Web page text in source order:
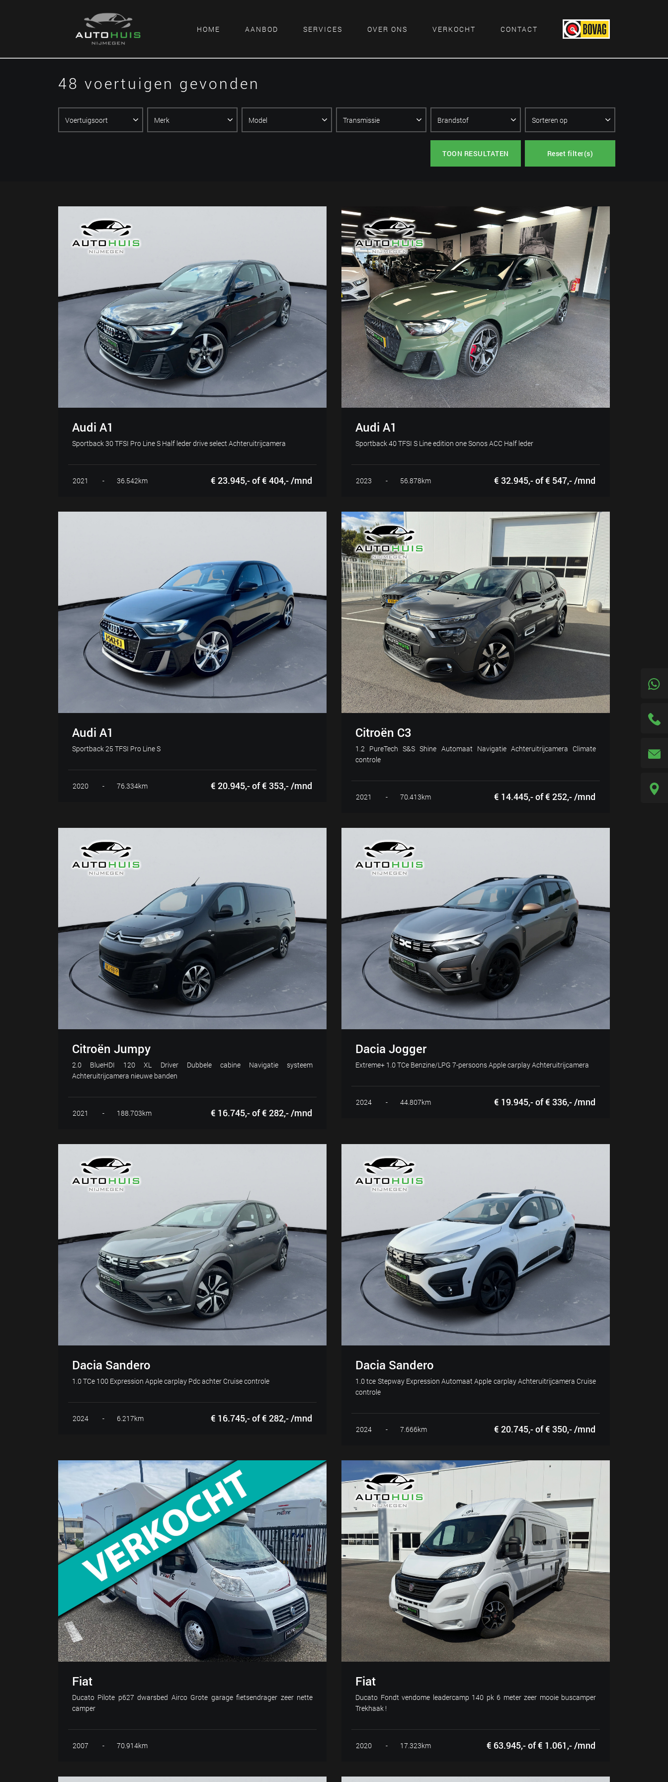
HOME AANBOD SERVICES OVER ONS VERKOCHT CONTACT
48 voertuigen gevonden
TOON RESULTATEN Reset filter(s)
Audi A1
Sportback 30 TFSI Pro Line S Half leder drive select Achteruitrijcamera
2021 - 36.542km € 23.945,- of € 404,- /mnd
Audi A1
Sportback 40 TFSI S Line edition one Sonos ACC Half leder
2023 - 56.878km € 32.945,- of € 547,- /mnd
Audi A1
Sportback 25 TFSI Pro Line S
2020 - 76.334km € 20.945,- of € 353,- /mnd
Citroën C3
1.2 PureTech S&S Shine Automaat Navigatie Achteruitrijcamera Climate
controle
2021 - 70.413km € 14.445,- of € 252,- /mnd
Citroën Jumpy
2.0 BlueHDI 120 XL Driver Dubbele cabine Navigatie systeem
Achteruitrijcamera nieuwe banden
2021 - 188.703km € 16.745,- of € 282,- /mnd
Dacia Jogger
Extreme+ 1.0 TCe Benzine/LPG 7-persoons Apple carplay Achteruitrijcamera
2024 - 44.807km € 19.945,- of € 336,- /mnd
Dacia Sandero
1.0 TCe 100 Expression Apple carplay Pdc achter Cruise controle
2024 - 6.217km € 16.745,- of € 282,- /mnd
Dacia Sandero
1.0 tce Stepway Expression Automaat Apple carplay Achteruitrijcamera Cruise
controle
2024 - 7.666km € 20.745,- of € 350,- /mnd
Fiat
Ducato Pilote p627 dwarsbed Airco Grote garage fietsendrager zeer nette
camper
2007 - 70.914km
Fiat
Ducato Fondt vendome leadercamp 140 pk 6 meter zeer mooie buscamper
Trekhaak !
2020 - 17.323km € 63.945,- of € 1.061,- /mnd